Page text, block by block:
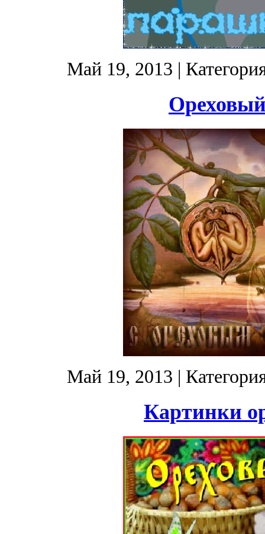
Май 19, 2013 |
Май 19, 2013 |
Картинки